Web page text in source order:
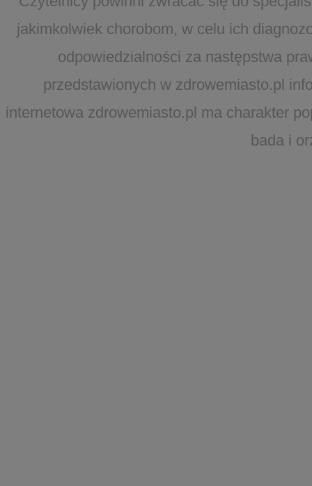
jakimkolwiek chorobom, w celu ich
odpowiedzialności za następstwa
przedstawionych w zdrowemiasto.pl
internetowa zdrowemiasto.pl ma charakter
bada i